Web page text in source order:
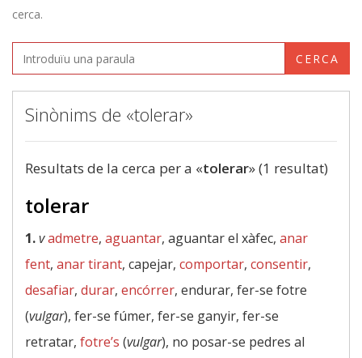
cerca.
CERCA
Sinònims de «tolerar»
Resultats de la cerca per a «tolerar» (1 resultat)
tolerar
1.vadmetre, aguantar, aguantar el xàfec, anar
fent, anar tirant, capejar, comportar, consentir,
desafiar, durar, encórrer, endurar, fer-se fotre
(vulgar), fer-se fúmer, fer-se ganyir, fer-se
retratar, fotre’s (vulgar), no posar-se pedres al